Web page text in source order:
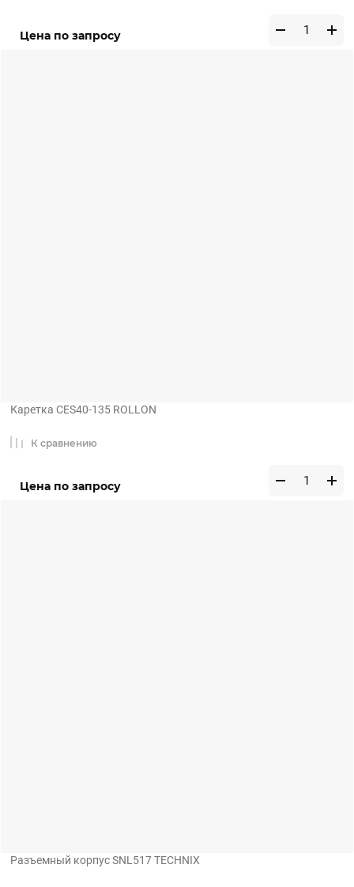
Цена по запросу
Каретка CES40-135 ROLLON
Цена по запросу
К сравнению
Разъемный корпус SNL517 TECHNIX